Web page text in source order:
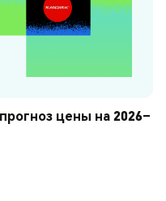
цены на 2026–